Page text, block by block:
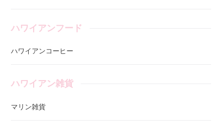
ハワイアンフード
ハワイアンコーヒー
ハワイアン雑貨
マリン雑貨